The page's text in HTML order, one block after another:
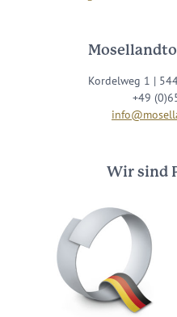
Kordelweg 1 |
+49
Wir sind